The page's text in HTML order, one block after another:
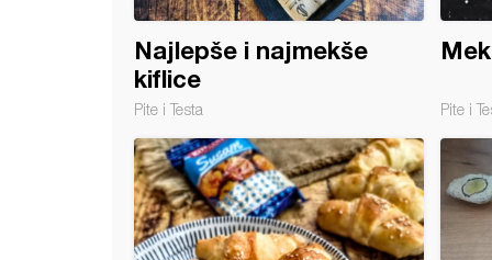
Najlepše i najmekše
kiflice
Pite i Testa Pite i
kifle (na vodi)